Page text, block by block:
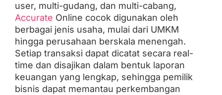
user, multi-gudang, dan multi-cabang,
Accurate Online cocok digunakan oleh
berbagai jenis usaha, mulai dari UMKM
hingga perusahaan berskala menengah.
Setiap transaksi dapat dicatat secara real-
time dan disajikan dalam bentuk laporan
keuangan yang lengkap, sehingga pemilik
bisnis dapat memantau perkembangan